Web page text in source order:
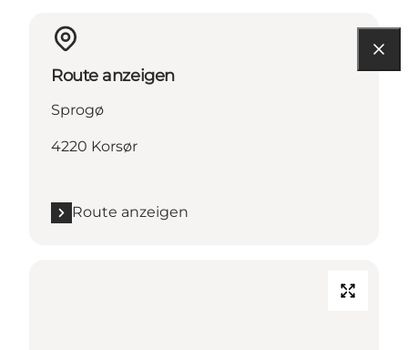
Route anzeigen
Sprogø
4220 Korsør
Route anzeigen